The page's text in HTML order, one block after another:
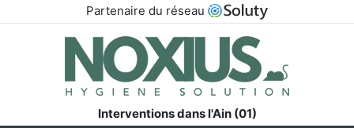
Partenaire du réseau
Interventions dans l'Ain (01)